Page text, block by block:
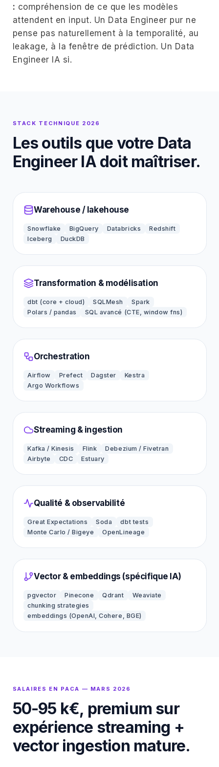
: compréhension de ce que les modèles
attendent en input. Un Data Engineer pur ne
pense pas naturellement à la temporalité, au
leakage, à la fenêtre de prédiction. Un Data
Engineer IA si.
STACK TECHNIQUE 2026
Les outils que votre Data
Engineer IA doit maîtriser.
Warehouse / lakehouse
Snowflake BigQuery Databricks
Redshift
Iceberg
DuckDB
Transformation & modélisation
dbt (core + cloud) SQLMesh
Spark
Polars / pandas
SQL avancé (CTE, window fns)
Orchestration
Airflow Prefect Dagster
Kestra
Argo Workflows
Streaming & ingestion
Kafka / Kinesis Flink
Debezium / Fivetran
Airbyte
CDC Estuary
Qualité & observabilité
Great Expectations Soda
dbt tests
Monte Carlo / Bigeye
OpenLineage
Vector & embeddings (spécifique IA)
pgvector Pinecone Qdrant
Weaviate
chunking strategies
embeddings (OpenAI, Cohere, BGE)
SALAIRES EN PACA — MARS 2026
50-95 k€, premium sur
expérience streaming +
vector ingestion mature.